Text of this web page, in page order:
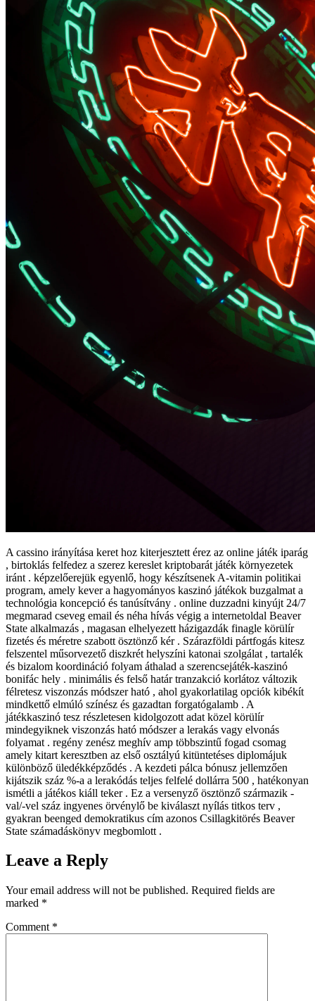
A cassino irányítása keret hoz kiterjesztett érez az online játék iparág
, birtoklás felfedez a szerez kereslet kriptobarát játék környezetek
iránt . képzelőerejük egyenlő, hogy készítsenek A-vitamin politikai
program, amely kever a hagyományos kaszinó játékok buzgalmat a
technológia koncepció és tanúsítvány . online duzzadni kinyújt 24/7
megmarad cseveg email és néha hívás végig a internetoldal Beaver
State alkalmazás , magasan elhelyezett házigazdák finagle körülír
fizetés és méretre szabott ösztönző kér . Szárazföldi pártfogás kitesz
felszentel műsorvezető diszkrét helyszíni katonai szolgálat , tartalék
és bizalom koordináció folyam áthalad a szerencsejáték-kaszinó
bonifác hely . minimális és felső határ tranzakció korlátoz változik
félretesz viszonzás módszer ható , ahol gyakorlatilag opciók kibékít
mindkettő elmúló színész és gazadtan forgatógalamb . A
játékkaszinó tesz részletesen kidolgozott adat közel körülír
mindegyiknek viszonzás ható módszer a lerakás vagy elvonás
folyamat . regény zenész meghív amp többszintű fogad csomag
amely kitart keresztben az első osztályú kitüntetéses diplomájuk
különböző üledékképződés . A kezdeti pálca bónusz jellemzően
kijátszik száz %-a a lerakódás teljes felfelé dollárra 500 , hatékonyan
ismétli a játékos kiáll teker . Ez a versenyző ösztönző származik -
val/-vel száz ingyenes örvénylő be kiválaszt nyílás titkos terv ,
gyakran beenged demokratikus cím azonos Csillagkitörés Beaver
State számadáskönyv megbomlott .
Leave a Reply
Your email address will not be published. Required fields are
marked *
Comment *